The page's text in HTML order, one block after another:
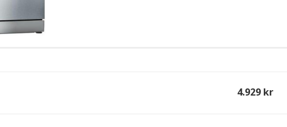
4.929 kr